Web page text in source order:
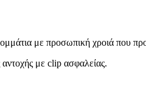
με προσωπική χροιά που
με clip ασφαλείας.